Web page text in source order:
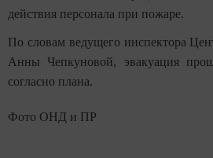
действия персонала при пожаре.
По словам ведущего инспектора
Анны Чепкуновой, эвакуация
согласно плана.
Фото ОНД и ПР